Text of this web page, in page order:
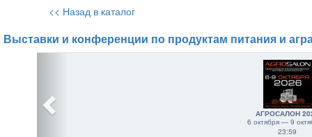
<< Назад в каталог
Выставки и конференции по продуктам питания и
АГРОСАЛОН
6 октября — 9
23:59